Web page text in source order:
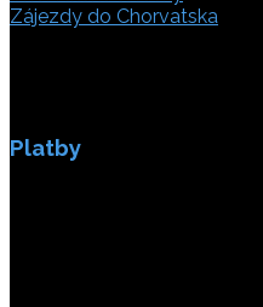
Zájezdy do Chorvatska
Platby